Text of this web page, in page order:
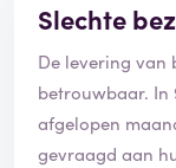
verkoper. Dit
Retour stuuren
meer dan 80
dit allemaal
een rommel
Slechte
De levering van
betrouwbaar. In
afgelopen
gevraagd aan